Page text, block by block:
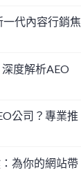
代內容行銷焦
度解析AEO
公司？專業推
為你的網站帶